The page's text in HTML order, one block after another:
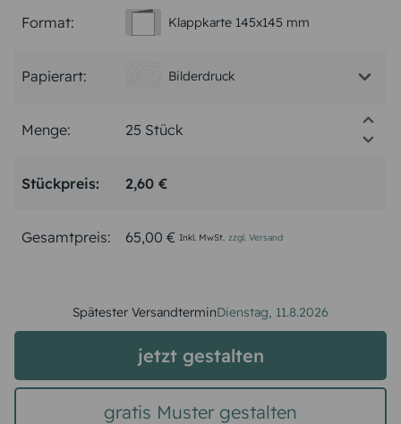
Format: Klappkarte 145x145 mm
Papierart: Bilderdruck
Menge:
Stückpreis: 2,60 €
Gesamtpreis: 65,00 € Inkl. MwSt. zzgl. Versand
Spätester VersandterminDienstag, 11.8.2026
jetzt gestalten
gratis Muster gestalten